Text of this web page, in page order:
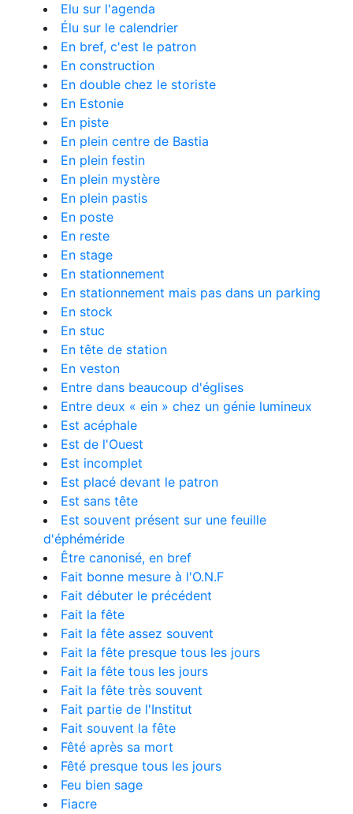
Elu sur l'agenda
Élu sur le calendrier
En bref, c'est le patron
En construction
En double chez le storiste
En Estonie
En piste
En plein centre de Bastia
En plein festin
En plein mystère
En plein pastis
En poste
En reste
En stage
En stationnement
En stationnement mais pas dans un parking
En stock
En stuc
En tête de station
En veston
Entre dans beaucoup d'églises
Entre deux « ein » chez un génie lumineux
Est acéphale
Est de l'Ouest
Est incomplet
Est placé devant le patron
Est sans tête
Est souvent présent sur une feuille
d'éphéméride
Être canonisé, en bref
Fait bonne mesure à l'O.N.F
Fait débuter le précédent
Fait la fête
Fait la fête assez souvent
Fait la fête presque tous les jours
Fait la fête tous les jours
Fait la fête très souvent
Fait partie de l'Institut
Fait souvent la fête
Fêté après sa mort
Fêté presque tous les jours
Feu bien sage
Fiacre